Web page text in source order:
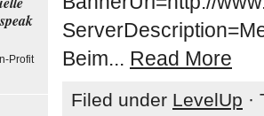
Beim... Read More
Filed under LevelUp ·
Profit